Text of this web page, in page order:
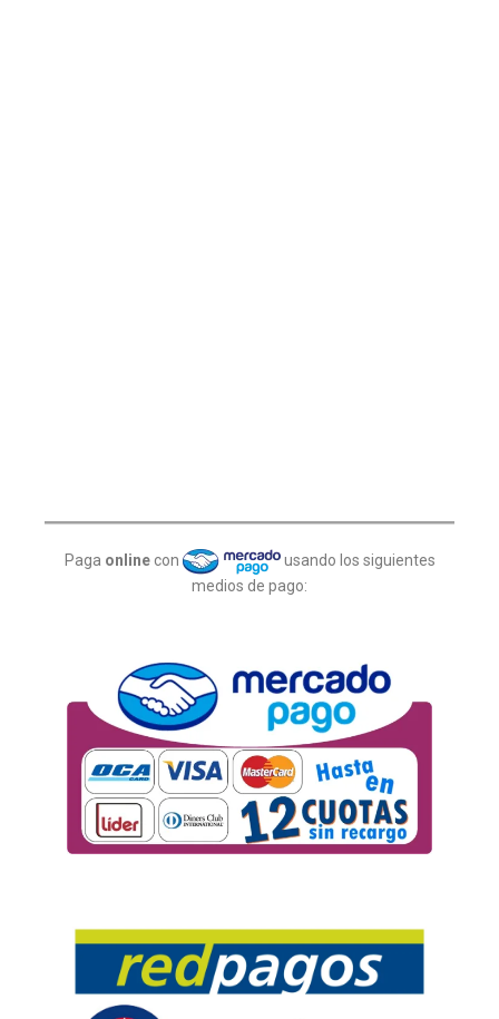
Paga online con
usando los siguientes
medios de pago: